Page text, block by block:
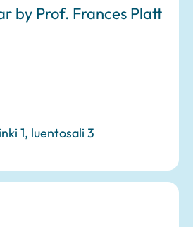
by Prof. Frances Platt
1, luentosali 3